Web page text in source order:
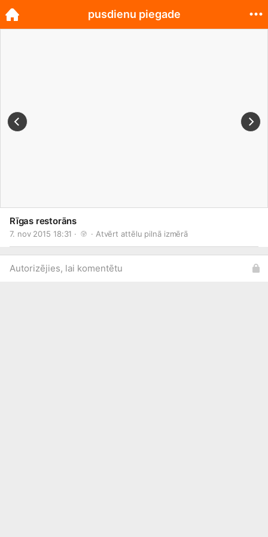
Rīgas restorāns
7. nov 2015 18:31 · · Atvērt attēlu pilnā izmērā
Autorizējies, lai komentētu
pusdienu piegade